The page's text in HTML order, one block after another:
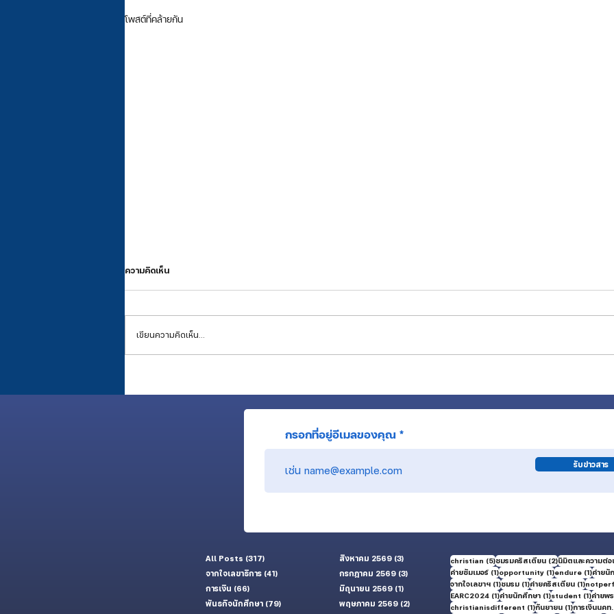
โพสต์ที่คล้ายกัน
ความคิดเห็น
เขียนความคิดเห็น…
กรอกที่อยู่อีเมลของคุณ
รับข่าวสาร
All Posts (317)
จากใจเลขาธิการ (41)
การเงิน (66)
พันธกิจนักศึกษา (79)
สิงหาคม 2569 (3)
กรกฎาคม 2569 (3)
มิถุนายน 2569 (1)
พฤษภาคม 2569 (2)
christian (5)5 กระทู้
ชมรมคริสเตียน (2)2 กระทู้
นิมิตและความต่อ
ค่ายซัมเมอร์ (1)1 กระทู้
opportunity (1)1 กระทู้
endure (1)1 กระทู้
ค่ายนั
จากใจเลขาฯ (1)1 กระทู้
ชมรม (1)1 กระทู้
ค่ายคริสเตียน (1)1 กระทู้
EARC2024 (1)1 กระทู้
ค่ายนักศึกษา (1)1 กระทู้
student (1)1 กระทู้
ค่ายพ
christianisdifferent (1)1 กระทู้
กันยายน (1)1 กระทู้
การเงินนคท.